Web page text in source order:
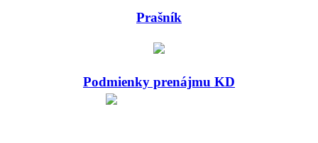
Prašník
Podmienky prenájmu KD